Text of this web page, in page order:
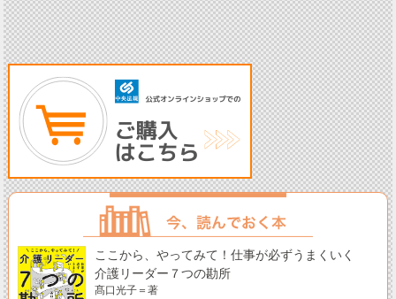
ここから、やってみて！仕事が必ずうまくいく
介護リーダー７つの勘所
髙口光子＝著